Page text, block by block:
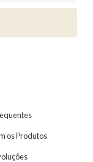
os Produtos